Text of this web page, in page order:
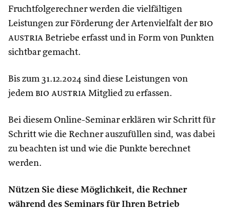
Fruchtfolgerechner werden die vielfältigen
Leistungen zur Förderung der Artenvielfalt der bio
austria Betriebe erfasst und in Form von Punkten
sichtbar gemacht.
Bis zum 31.12.2024 sind diese Leistungen von
jedem bio austria Mitglied zu erfassen.
Bei diesem Online-Seminar erklären wir Schritt für
Schritt wie die Rechner auszufüllen sind, was dabei
zu beachten ist und wie die Punkte berechnet
werden.
Nützen Sie diese Möglichkeit, die Rechner
während des Seminars für Ihren Betrieb